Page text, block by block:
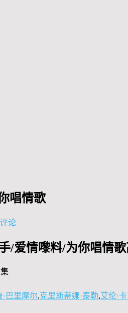
唱情歌
论
/爱情嚟料/为你唱情
·巴里摩尔,克里斯蒂娜·泰勒,艾伦·